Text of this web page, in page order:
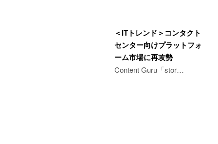
＜ITトレンド＞コンタクト
センター向けプラットフォ
ーム市場に再攻勢
Content Guru「stor…